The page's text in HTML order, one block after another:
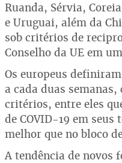
Ruanda, Sérvia,
e Uruguai, além da
sob critérios de
Conselho da UE em
Os europeus
a cada duas
critérios, entre eles
de COVID-19 em
melhor que no bloco
A tendência de novos